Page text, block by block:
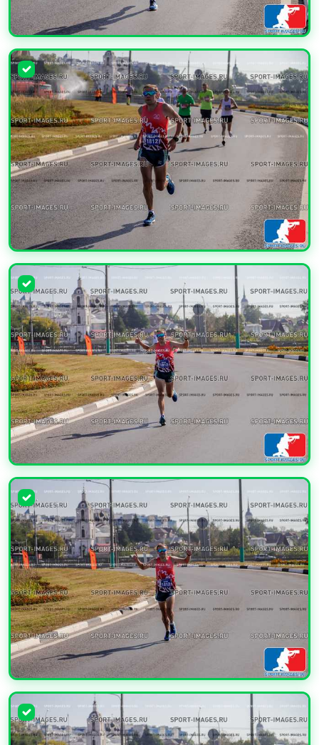
УВЕЛИЧИТЬ
УВЕЛИЧИТЬ
УВЕЛИЧИТЬ
УВЕЛИЧИТЬ